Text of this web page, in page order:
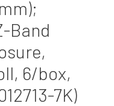
Band
6/box,
7K)